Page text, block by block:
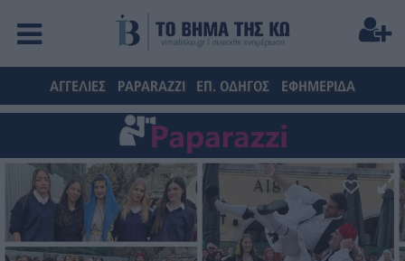
ΑΓΓΕΛΙΕΣ PAPARAZZI ΕΠ. ΟΔΗΓΟΣ ΕΦΗΜΕΡΙΔΑ